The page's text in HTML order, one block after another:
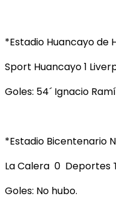
*Estadio Huancayo de
Sport Huancayo 1
Goles: 54´ Ignacio
*Estadio Bicentenario
La Calera 0 Deportes
Goles: No hubo.